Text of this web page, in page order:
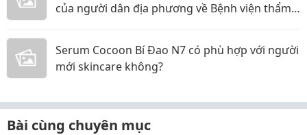
của người dân địa phương về Bệnh viện thẩm
Serum Cocoon Bí Đao N7 có phù hợp với người
mới skincare không?
Bài cùng chuyên mục